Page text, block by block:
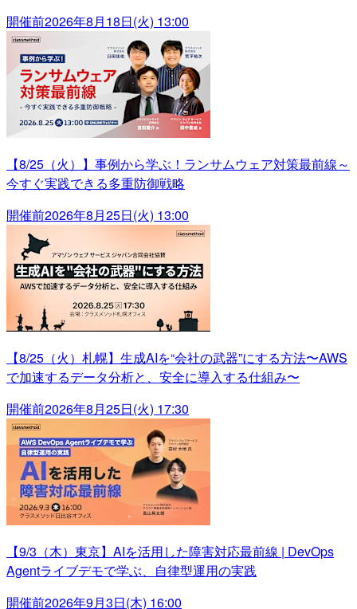
開催前2026年8月18日(火) 13:00
【8/25（火）】事例から学ぶ！ランサムウェア対策最前線～
今すぐ実践できる多重防御戦略
開催前2026年8月25日(火) 13:00
【8/25（火）札幌】生成AIを“会社の武器”にする方法〜AWS
で加速するデータ分析と、安全に導入する仕組み〜
開催前2026年8月25日(火) 17:30
【9/3（木）東京】AIを活用した障害対応最前線 | DevOps
Agentライブデモで学ぶ、自律型運用の実践
開催前2026年9月3日(木) 16:00